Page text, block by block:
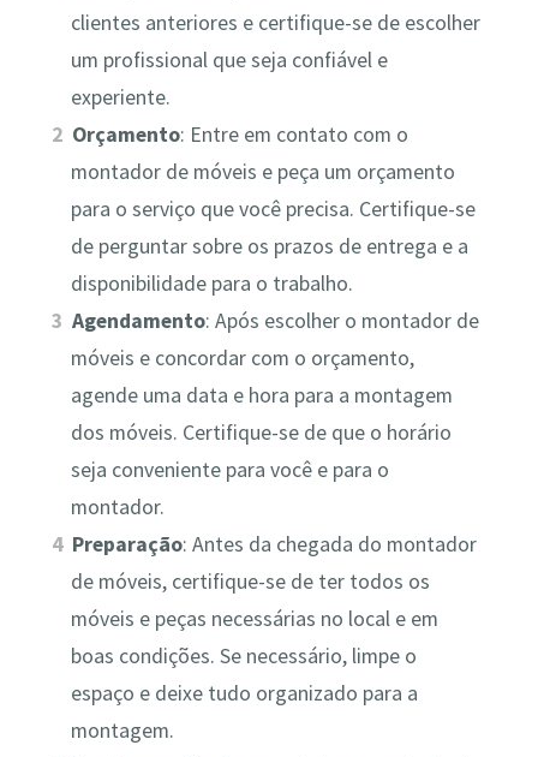
clientes anteriores e certifique-se de escolher
um profissional que seja confiável e
experiente.
Orçamento: Entre em contato com o
montador de móveis e peça um orçamento
para o serviço que você precisa. Certifique-se
de perguntar sobre os prazos de entrega e a
disponibilidade para o trabalho.
Agendamento: Após escolher o montador de
móveis e concordar com o orçamento,
agende uma data e hora para a montagem
dos móveis. Certifique-se de que o horário
seja conveniente para você e para o
montador.
Preparação: Antes da chegada do montador
de móveis, certifique-se de ter todos os
móveis e peças necessárias no local e em
boas condições. Se necessário, limpe o
espaço e deixe tudo organizado para a
montagem.